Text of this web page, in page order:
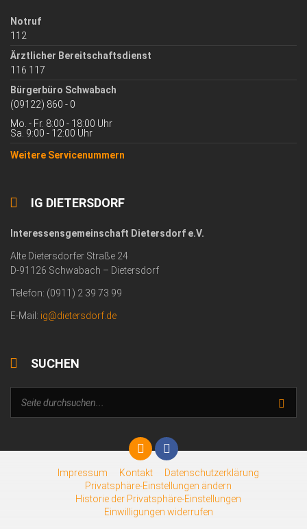
Notruf
112
Ärztlicher Bereitschaftsdienst
116 117
Bürgerbüro Schwabach
(09122) 860 - 0
Mo. - Fr. 8:00 - 18:00 Uhr
Sa. 9:00 - 12:00 Uhr
Weitere Servicenummern
IG DIETERSDORF
Interessensgemeinschaft Dietersdorf e.V.
Alte Dietersdorfer Straße 24
D-91126 Schwabach – Dietersdorf
Telefon: (0911) 2 39 73 99
E-Mail: ig@dietersdorf.de
SUCHEN
Impressum Kontakt
Datenschutzerklärung
Privatsphäre-Einstellungen ändern
Historie der Privatsphäre-Einstellungen
Einwilligungen widerrufen